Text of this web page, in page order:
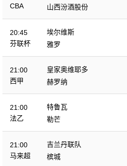
CBA
山西汾酒股份
20:45
芬联杯
埃尔维斯
雅罗
21:00
西甲
皇家奥维耶多
赫罗纳
21:00
法乙
特鲁瓦
勒芒
21:00
马来超
吉兰丹联队
槟城